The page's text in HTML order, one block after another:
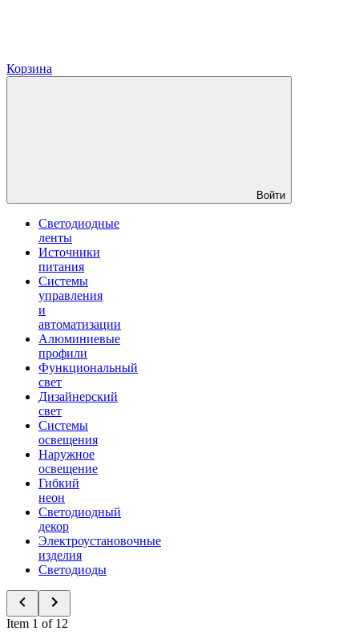
Корзина
Войти
Светодиодные
ленты
Источники
питания
Системы
управления
и
автоматизации
Алюминиевые
профили
Функциональный
свет
Дизайнерский
свет
Системы
освещения
Наружное
освещение
Гибкий
неон
Светодиодный
декор
Электроустановочные
изделия
Светодиоды
Item 1 of 12